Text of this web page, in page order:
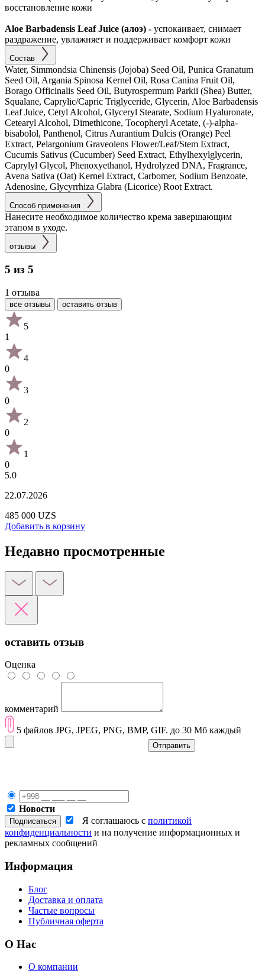
восстановление кожи
Aloe Barbadensis Leaf Juice (алоэ) - успокаивает, снимает
раздражение, увлажняет и поддерживает комфорт кожи
Состав
Water, Simmondsia Chinensis (Jojoba) Seed Oil, Punica Granatum
Seed Oil, Argania Spinosa Kernel Oil, Rosa Canina Fruit Oil,
Borago Officinalis Seed Oil, Butyrospermum Parkii (Shea) Butter,
Squalane, Caprylic/Capric Triglyceride, Glycerin, Aloe Barbadensis
Leaf Juice, Cetyl Alcohol, Glyceryl Stearate, Sodium Hyaluronate,
Cetearyl Alcohol, Dimethicone, Tocopheryl Acetate, (-)-alpha-
bisabolol, Panthenol, Citrus Aurantium Dulcis (Orange) Peel
Extract, Pelargonium Graveolens Flower/Leaf/Stem Extract,
Cucumis Sativus (Cucumber) Seed Extract, Ethylhexylglycerin,
Caprylyl Glycol, Phenoxyethanol, Hydrolyzed DNA, Fragrance,
Avena Sativa (Oat) Kernel Extract, Carbomer, Sodium Benzoate,
Adenosine, Glycyrrhiza Glabra (Licorice) Root Extract.
Способ применения
Нанесите необходимое количество крема завершающим
этапом в уходе.
отзывы
5 из 5
1 отзыва
все отзывы оставить отзыв
5
1
4
0
3
0
2
0
1
0
5.0
22.07.2026
485 000 UZS
Добавить в корзину
Недавно просмотренные
оставить отзыв
Оценка
комментарий
5 файлов JPG, JPEG, PNG, BMP, GIF. до 30 Мб каждый
Отправить
Новости
Я соглашаюсь с политикой
конфиденциальности и на получение информационных и
рекламных сообщений
Информация
Блог
Доставка и оплата
Частые вопросы
Публичная оферта
О Нас
О компании